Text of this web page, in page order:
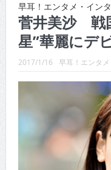
CINEMA×STYLE
CINEMA×STYLE
CINEMA×STYLE
CINEMA×STYLE
CINEMA×STYLE
CINEMA×STYLE
早耳！エンタメ・イン
菅井美沙 戦
星”華麗にデ
2017/1/16 早耳！エンタ